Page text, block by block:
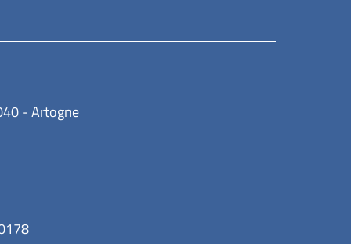
- Artogne(apre in un'altra scheda).